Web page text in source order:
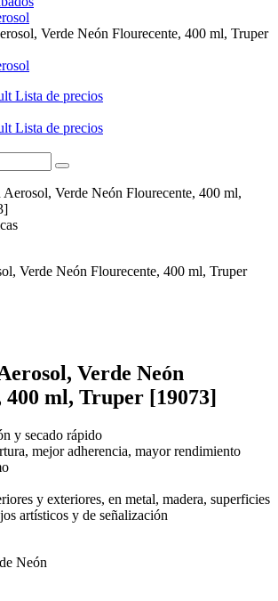
Verde Neón Flourecente, 400 ml, Truper
Lista de precios
Lista de precios
Verde Neón
400 ml, Truper [19073]
y secado rápido
mejor adherencia, mayor rendimiento
y exteriores, en metal, madera, superficies
artísticos y de señalización
Neón